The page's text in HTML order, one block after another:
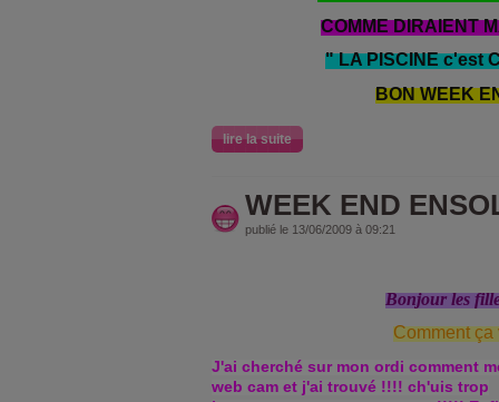
COMME DIRAIENT
" LA PISCINE c'est
BON WEEK
lire la suite
WEEK END
publié le 13/06/2009 à 09:21
Bonjour les
Comment ça
J'ai cherché sur mon ordi comment
web cam et j'ai trouvé !!!! ch'uis trop